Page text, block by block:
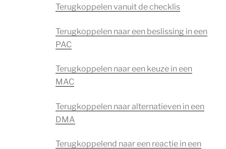
Terugkoppelen vanuit de checklis
Terugkoppelen naar een beslissing in een
PAC
Terugkoppelen naar een keuze in een
MAC
Terugkoppelen naar alternatieven in een
DMA
Terugkoppelend naar een reactie in een